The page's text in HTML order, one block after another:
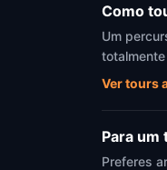
Como
Um
Ver tours
Para um
Preferes